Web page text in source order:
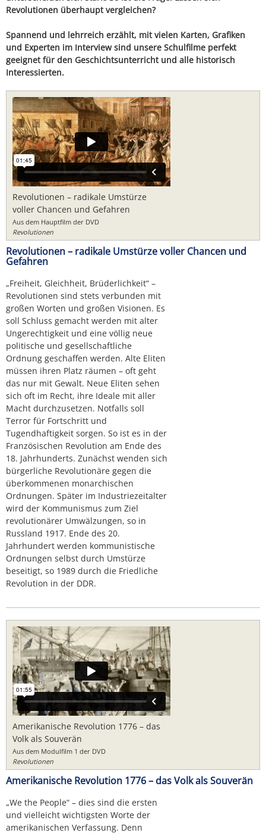
Revolutionen überhaupt vergleichen?
Spannend und lehrreich erzählt, mit vielen Karten, Grafiken
und Experten im Interview sind unsere Schulfilme perfekt
geeignet für den Geschichtsunterricht und alle historisch
Interessierten.
Revolutionen – radikale Umstürze
voller Chancen und Gefahren
Aus dem Hauptfilm der DVD
Revolutionen
Revolutionen – radikale Umstürze voller Chancen und
Gefahren
„Freiheit, Gleichheit, Brüderlichkeit“ –
Revolutionen sind stets verbunden mit
großen Worten und großen Visionen. Es
soll Schluss gemacht werden mit alter
Ungerechtigkeit und eine völlig neue
politische und gesellschaftliche
Ordnung geschaffen werden. Alte Eliten
müssen ihren Platz räumen – oft geht
das nur mit Gewalt. Neue Eliten sehen
sich oft im Recht, ihre Ideale mit aller
Macht durchzusetzen. Notfalls soll
Terror für Fortschritt und
Tugendhaftigkeit sorgen. So ist es in der
Französischen Revolution am Ende des
18. Jahrhunderts. Zunächst wenden sich
bürgerliche Revolutionäre gegen die
überkommenen monarchischen
Ordnungen. Später im Industriezeitalter
wird der Kommunismus zum Ziel
revolutionärer Umwälzungen, so in
Russland 1917. Ende des 20.
Jahrhundert werden kommunistische
Ordnungen selbst durch Umstürze
beseitigt, so 1989 durch die Friedliche
Revolution in der DDR.
Amerikanische Revolution 1776 – das
Volk als Souverän
Aus dem Modulfilm 1 der DVD
Revolutionen
Amerikanische Revolution 1776 – das Volk als Souverän
„We the People“ – dies sind die ersten
und vielleicht wichtigsten Worte der
amerikanischen Verfassung. Denn